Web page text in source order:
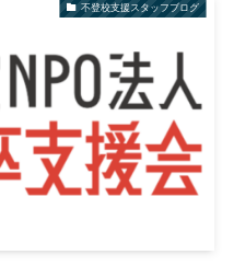
不登校支援スタッフブログ